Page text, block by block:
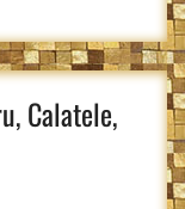
Calatele,